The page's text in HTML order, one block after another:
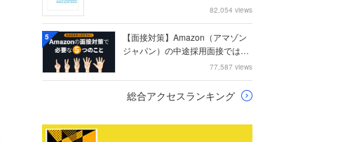
82,054 views
5
【面接対策】Amazon（アマゾン
ジャパン）の中途採用面接では何
77,587 views
総合アクセスランキング